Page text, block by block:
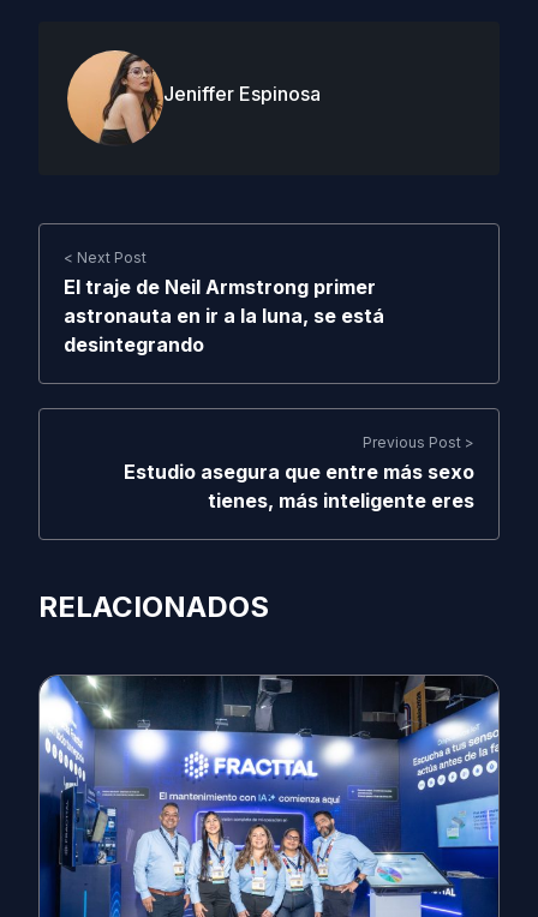
Jeniffer Espinosa
< Next Post
El traje de Neil Armstrong primer
astronauta en ir a la luna, se está
desintegrando
Previous Post >
Estudio asegura que entre más sexo
tienes, más inteligente eres
RELACIONADOS